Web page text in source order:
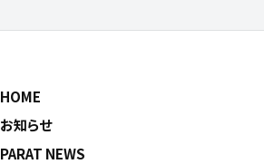
HOME
お知らせ
PARAT NEWS